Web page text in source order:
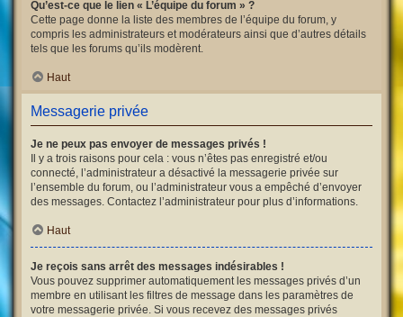
Qu’est-ce que le lien « L’équipe du forum » ?
Cette page donne la liste des membres de l’équipe du forum, y
compris les administrateurs et modérateurs ainsi que d’autres détails
tels que les forums qu’ils modèrent.
Haut
Messagerie privée
Je ne peux pas envoyer de messages privés !
Il y a trois raisons pour cela : vous n’êtes pas enregistré et/ou
connecté, l’administrateur a désactivé la messagerie privée sur
l’ensemble du forum, ou l’administrateur vous a empêché d’envoyer
des messages. Contactez l’administrateur pour plus d’informations.
Haut
Je reçois sans arrêt des messages indésirables !
Vous pouvez supprimer automatiquement les messages privés d’un
membre en utilisant les filtres de message dans les paramètres de
votre messagerie privée. Si vous recevez des messages privés